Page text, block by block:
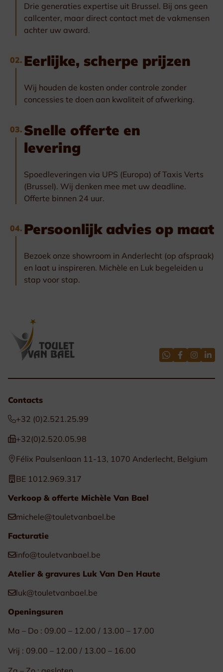
Drie generaties expertise uit Brussel. Bij ons geen
callcenter, maar direct contact met de vakmensen
achter uw award.
02. Eerlijke, scherpe prijzen
Wij houden de kosten onder controle zonder
concessies te doen aan kwaliteit of afwerking.
03. Snelle offerte en
levering
Spoedleveringen via UPS (Europa) of Taxis Verts
(Brussel). Wij denken mee met uw deadline.
Offerte binnen 24 uur.
04. Persoonlijk advies op maat
Bezoek onze showroom in Anderlecht (op afspraak)
en laat u inspireren. Michèle en Luk begeleiden u
stap voor stap.
Contacts
+32 (0)2.521.25.99
+32(0)2.520.05.98
Félix Paulsenlaan 11-13, 1070 Anderlecht, Belgium
BE 1012.969.317
Verkoop & offerte Michèle Van Bael
michele@touletvanbael.be
Facturatie
info@touletvanbael.be
Atelier & gravures Luk Van Den Haute
luk@touletvanbael.be
Openingsuren
Ma – Do : 09.00 – 12.00 / 13.00 – 17.00
Vrij : 09.00 – 12.00 / 13.00 – 16.00